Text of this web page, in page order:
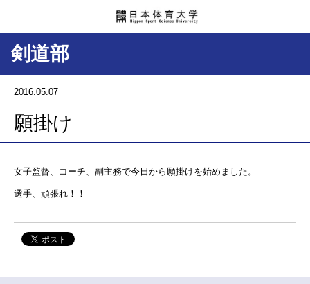
剣道部
2016.05.07
願掛け
女子監督、コーチ、副主務で今日から願掛けを始めました。
選手、頑張れ！！